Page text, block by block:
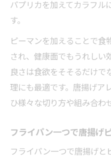
唐揚げピーマン
パプリカを加えてカラフル
す。
ピーマンを加えることで食
され、健康面でもうれしい
良さは食欲をそそるだけで
理にも最適です。唐揚げア
ひ様々な切り方や組み合わ
フライパン一つで唐揚げ
フライパン一つで唐揚げと